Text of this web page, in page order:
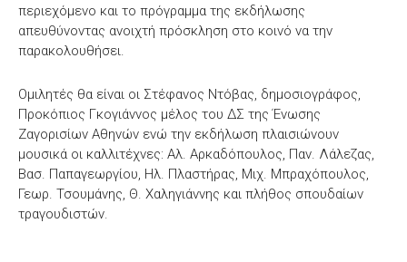
περιεχόμενο και το πρόγραμμα της εκδήλωσης
απευθύνοντας ανοιχτή πρόσκληση στο κοινό να την
παρακολουθήσει.
Ομιλητές θα είναι οι Στέφανος Ντόβας, δημοσιογράφος,
Προκόπιος Γκογιάννος μέλος του ΔΣ της Ένωσης
Ζαγορισίων Αθηνών ενώ την εκδήλωση πλαισιώνουν
μουσικά οι καλλιτέχνες: Αλ. Αρκαδόπουλος, Παν. Λάλεζας,
Βασ. Παπαγεωργίου, Ηλ. Πλαστήρας, Μιχ. Μπραχόπουλος,
Γεωρ. Τσουμάνης, Θ. Χαληγιάννης και πλήθος σπουδαίων
τραγουδιστών.